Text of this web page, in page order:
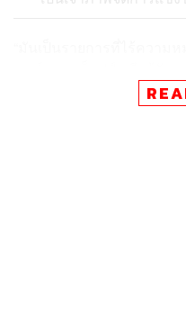
ฟุตบอลชิงแชมป์สโมสรโลก